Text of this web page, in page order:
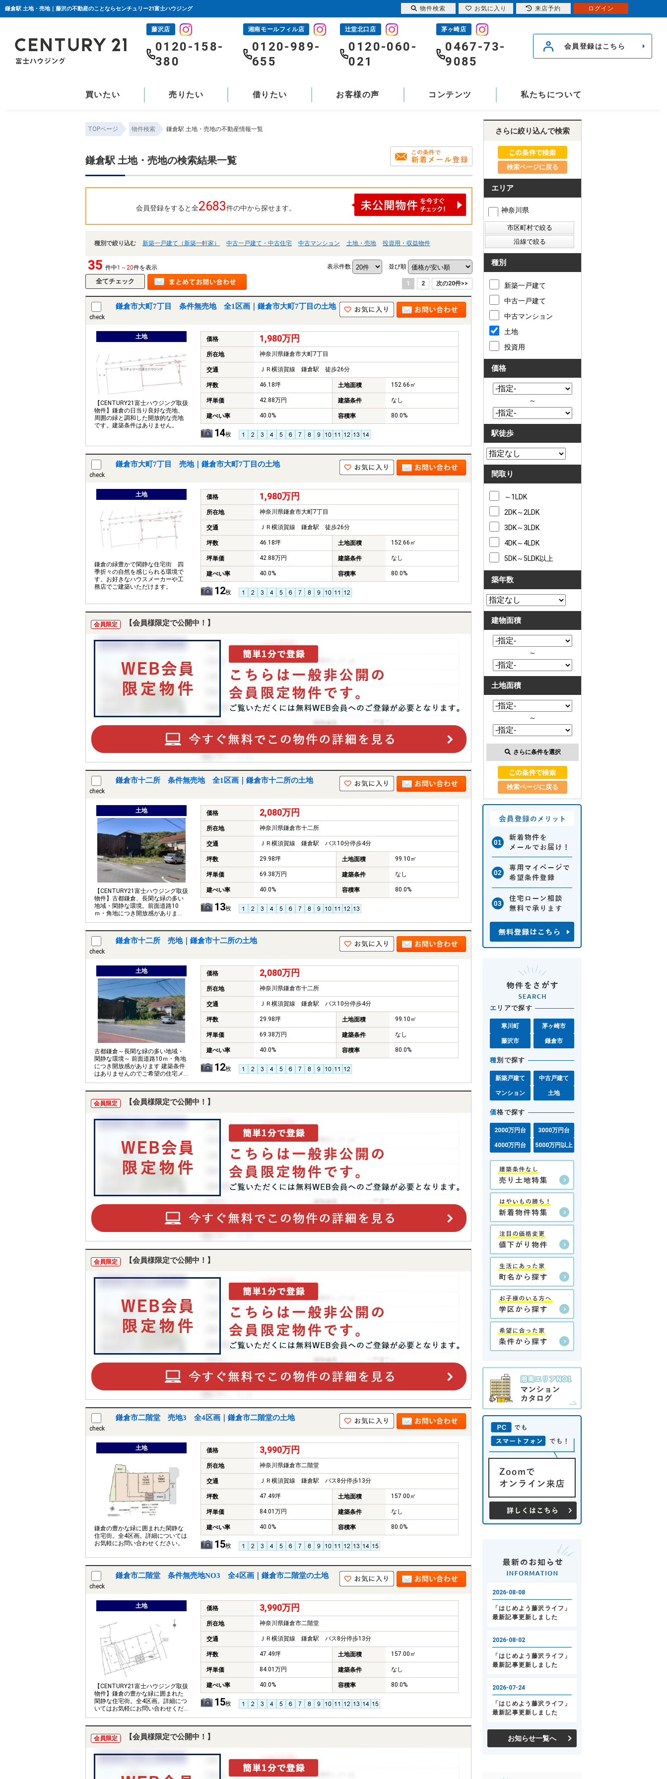
鎌倉駅 土地・売地｜藤沢の不動産のことならセンチュリー21富士ハウジング
藤沢店
0120-158-
380
湘南モールフィル店
0120-989-
655
辻堂北口店
0120-060-
021
茅ヶ崎店
0467-73-
9085
会員登録はこちら
買いたい 売りたい 借りたい お客様の声 コンテンツ 私たちについて
TOPページ 物件検索 鎌倉駅 土地・売地の不動産情報一覧
鎌倉駅 土地・売地の検索結果一覧
会員登録をすると全2683件の中から探せます。
種別で絞り込む 新築一戸建て（新築一軒家） 中古一戸建て・中古住宅 中古マンション 土地・売地 投資用・収益物件
35 件中1～20件を表示 表示件数 並び順
1 2 次の20件>>
check
鎌倉市大町7丁目 条件無売地 全1区画｜鎌倉市大町7丁目の土地
土地
【CENTURY21富士ハウジング取扱
物件】鎌倉の日当り良好な売地、
周囲の緑と調和した開放的な売地
です。建築条件はありません。
価格 1,980万円
所在地 神奈川県鎌倉市大町7丁目
交通 ＪＲ横須賀線 鎌倉駅 徒歩26分
坪数 46.18坪 土地面積 152.66㎡
坪単価 42.88万円 建築条件 なし
建ぺい率 40.0% 容積率 80.0%
14枚
check
鎌倉市大町7丁目 売地｜鎌倉市大町7丁目の土地
土地
鎌倉の緑豊かで閑静な住宅街 四
季折々の自然を感じられる環境で
す。お好きなハウスメーカーや工
務店でご建築いただけます。
価格 1,980万円
所在地 神奈川県鎌倉市大町7丁目
交通 ＪＲ横須賀線 鎌倉駅 徒歩26分
坪数 46.18坪 土地面積 152.66㎡
坪単価 42.88万円 建築条件 なし
建ぺい率 40.0% 容積率 80.0%
12枚
会員限定 【会員様限定で公開中！】
check
鎌倉市十二所 条件無売地 全1区画｜鎌倉市十二所の土地
土地
【CENTURY21富士ハウジング取扱
物件】古都鎌倉、長閑な緑の多い
地域・閑静な環境。前面道路10
ｍ・角地につき開放感がありま
す。建築条件はありません。
価格 2,080万円
所在地 神奈川県鎌倉市十二所
交通 ＪＲ横須賀線 鎌倉駅 バス10分停歩4分
坪数 29.98坪 土地面積 99.10㎡
坪単価 69.38万円 建築条件 なし
建ぺい率 40.0% 容積率 80.0%
13枚
check
鎌倉市十二所 売地｜鎌倉市十二所の土地
土地
古都鎌倉～長閑な緑の多い地域・
閑静な環境～ 前面道路10ｍ・角地
につき開放感があります 建築条件
はありませんのでご希望の住宅メ
ーカー、プランでご検討いただけ
価格 2,080万円
所在地 神奈川県鎌倉市十二所
交通 ＪＲ横須賀線 鎌倉駅 バス10分停歩4分
坪数 29.98坪 土地面積 99.10㎡
坪単価 69.38万円 建築条件 なし
建ぺい率 40.0% 容積率 80.0%
12枚
会員限定 【会員様限定で公開中！】
会員限定 【会員様限定で公開中！】
check
鎌倉市二階堂 売地3 全4区画｜鎌倉市二階堂の土地
土地
鎌倉の豊かな緑に囲まれた閑静な
住宅街。全4区画。詳細については
お気軽にお問い合わせください。
価格 3,990万円
所在地 神奈川県鎌倉市二階堂
交通 ＪＲ横須賀線 鎌倉駅 バス8分停歩13分
坪数 47.49坪 土地面積 157.00㎡
坪単価 84.01万円 建築条件 なし
建ぺい率 40.0% 容積率 80.0%
15枚
check
鎌倉市二階堂 条件無売地NO3 全4区画｜鎌倉市二階堂の土地
土地
【CENTURY21富士ハウジング取扱
物件】鎌倉の豊かな緑に囲まれた
閑静な住宅街。全4区画。詳細につ
いてはお気軽にお問い合わせくだ
さい。
価格 3,990万円
所在地 神奈川県鎌倉市二階堂
交通 ＪＲ横須賀線 鎌倉駅 バス8分停歩13分
坪数 47.49坪 土地面積 157.00㎡
坪単価 84.01万円 建築条件 なし
建ぺい率 40.0% 容積率 80.0%
15枚
会員限定 【会員様限定で公開中！】
さらに絞り込んで検索
検索ページに戻る
エリア
神奈川県
種別
新築一戸建て
中古一戸建て
中古マンション
土地
投資用
価格
～
駅徒歩
間取り
～1LDK
2DK～2LDK
3DK～3LDK
4DK～4LDK
5DK～5LDK以上
築年数
建物面積
～
土地面積
～
さらに条件を選択
検索ページに戻る
エ リアで探す
寒川町 茅ヶ崎市
藤沢市 鎌倉市
種別で探す
新築戸建て 中古戸建て
マンション 土地
価格で探す
2000万円台 3000万円台
4000万円台 5000万円以上
お知らせ一覧へ
物件検索 お気に入り 来店予約 ログイン